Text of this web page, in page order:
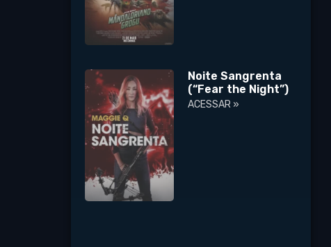
Noite Sangrenta
(“Fear the Night”)
ACESSAR »